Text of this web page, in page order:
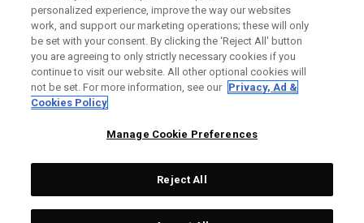
RECHTLICHES-
Topgolf Callaway Brands.
personalized experience, improve the way our websites
work, and support our marketing operations; these will only
be set with your consent. By clicking the ‘Reject All' button
you are agreeing to only strictly necessary cookies if you
continue to visit our website. All other optional cookies will
not be set. For more information, see our Privacy, Ad &
Cookies Policy
Manage Cookie Preferences
Reject All